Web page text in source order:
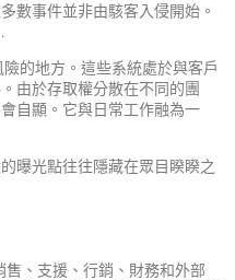
數事件並非由駭客入侵開始。
的地方。這些系統處於與客戶
由於存取權分散在不同的團
自顯。它與日常工作融為一
曝光點往往隱藏在眾目睽睽之
售、支援、行銷、財務和外部